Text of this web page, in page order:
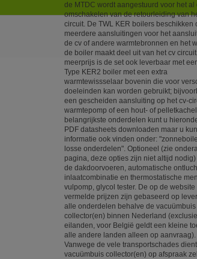
de MTDC wordt aangestuurd voor het al
omschakelen van de retourleiding van
circuit. De TWL KER boilers beschikken
meerdere aansluitingen voor het
de cv of andere warmtebronnen en het
de boiler maakt deel uit van het cv
meerprijs is de set ook leverbaar met
Type KER2 boiler met een extra
warmtewissselaar bovenin die voor
doeleinden kan worden gebruikt;
een gescheiden aansluiting op het cv-
warmtepomp of een hout- of
belangrijkste onderdelen kunt u
PDF datasheets downloaden maar u
informatie ook vinden onder:
losse onderdelen". Optioneel (zie
pagina, deze opties zijn niet altijd nodig)
de dakdoorvoeren, automatische
inlaatcombinatie en thermostatische
vulpomp, glycol tester. De op de website
vermelde prijzen zijn gebaseerd op
alle onderdelen behalve de vacuümbuis
collector(en) binnen Nederland
eilanden, voor België geldt een kleine
alle andere landen alleen op aanvraag).
Vanwege de vele transportschades
vacuümbuis collector(en) op afspraak